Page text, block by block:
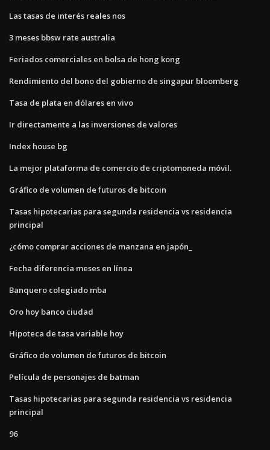
Las tasas de interés reales nos
3 meses bbsw rate australia
Feriados comerciales en bolsa de hong kong
Rendimiento del bono del gobierno de singapur bloomberg
Tasa de plata en dólares en vivo
Ir directamente a las inversiones de valores
Index house bg
La mejor plataforma de comercio de criptomoneda móvil.
Gráfico de volumen de futuros de bitcoin
Tasas hipotecarias para segunda residencia vs residencia
principal
¿cómo comprar acciones de manzana en japón_
Fecha diferencia meses en línea
Banquero colegiado mba
Oro hoy banco ciudad
Hipoteca de tasa variable hoy
Gráfico de volumen de futuros de bitcoin
Película de personajes de batman
Tasas hipotecarias para segunda residencia vs residencia
principal
96